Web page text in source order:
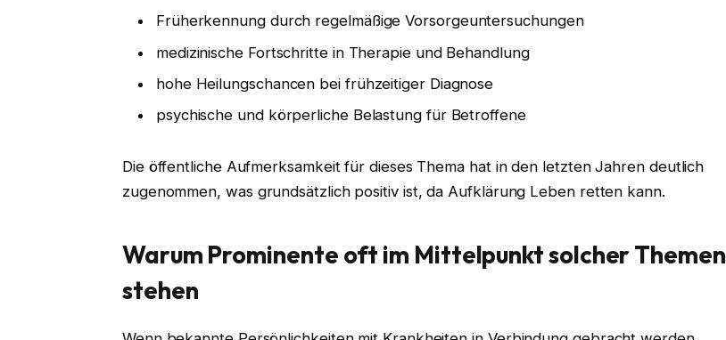
Früherkennung durch regelmäßige Vorsorgeuntersuchungen
medizinische Fortschritte in Therapie und Behandlung
hohe Heilungschancen bei frühzeitiger Diagnose
psychische und körperliche Belastung für Betroffene
Die öffentliche Aufmerksamkeit für dieses Thema hat in den letzten Jahren deutlich
zugenommen, was grundsätzlich positiv ist, da Aufklärung Leben retten kann.
Warum Prominente oft im Mittelpunkt solcher Themen
stehen